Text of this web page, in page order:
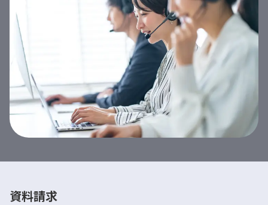
資料請求